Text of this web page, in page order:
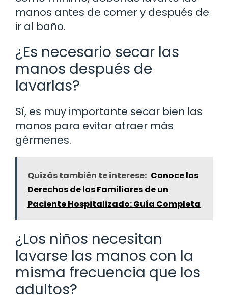
manos antes de comer y después de
ir al baño.
¿Es necesario secar las
manos después de
lavarlas?
Sí, es muy importante secar bien las
manos para evitar atraer más
gérmenes.
Quizás también te interese: Conoce los
Derechos de los Familiares de un
Paciente Hospitalizado: Guía Completa
¿Los niños necesitan
lavarse las manos con la
misma frecuencia que los
adultos?